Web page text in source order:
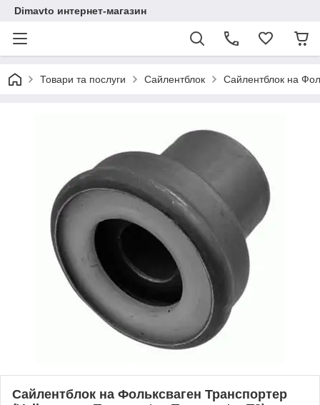
Dimavto интернет-магазин
Товари та послуги Сайлентблок Сайлентблок на
Сайлентблок на Фольксваген Транспортер